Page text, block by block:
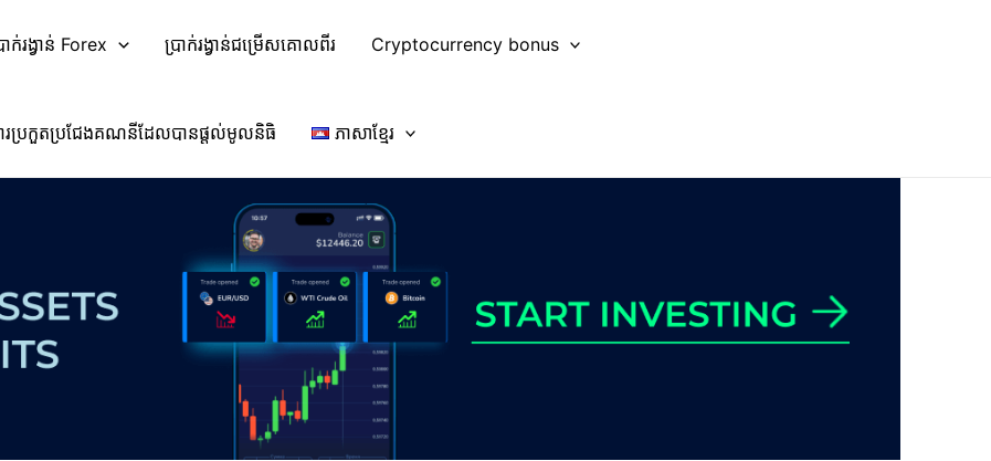
ាក់រង្វាន់ Forex ប្រាក់រង្វាន់ជម្រើសគោលពីរ Cryptocurrency bonus
រប្រកួតប្រជែងគណនីដែលបានផ្តល់មូលនិធិ ភាសាខ្មែរ